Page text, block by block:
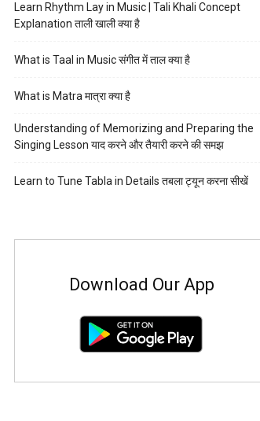
Learn Rhythm Lay in Music | Tali Khali Concept
Explanation ताली खाली क्या है
What is Taal in Music संगीत में ताल क्या है
What is Matra मात्रा क्या है
Understanding of Memorizing and Preparing the
Singing Lesson याद करने और तैयारी करने की समझ
Learn to Tune Tabla in Details तबला ट्यून करना सीखें
Download Our App